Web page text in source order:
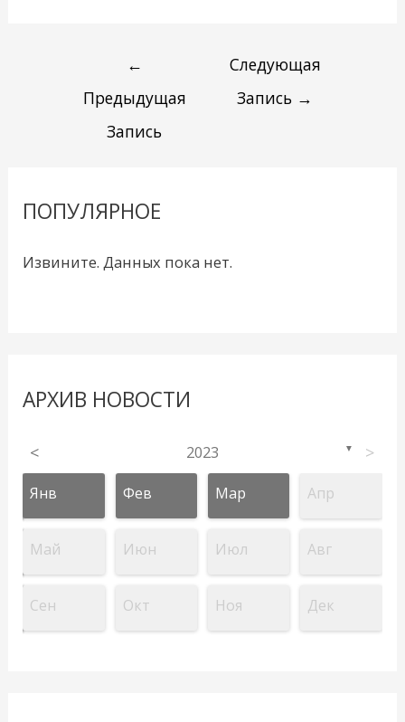
←
Предыдущая
Запись
Следующая
Запись →
ПОПУЛЯРНОЕ
Извините. Данных пока нет.
АРХИВ НОВОСТИ
< 2023 ▼ >
Янв Фев Мар Апр
Май Июн Июл Авг
Сен Окт Ноя Дек